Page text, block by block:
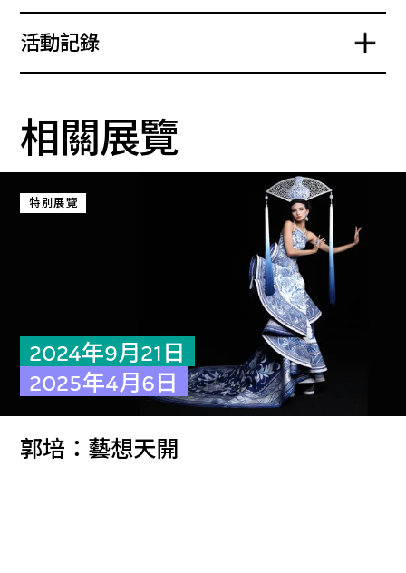
活動記錄
相關展覽
特別展覽
2024年9月21日
2025年4月6日
郭培：藝想天開